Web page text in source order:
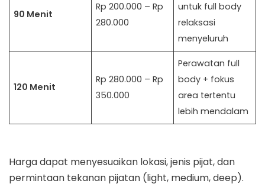
90 Menit
Rp 200.000 – Rp
280.000
untuk full body
relaksasi
menyeluruh
120 Menit
Rp 280.000 – Rp
350.000
Perawatan full
body + fokus
area tertentu
lebih mendalam
Harga dapat menyesuaikan lokasi, jenis pijat, dan
permintaan tekanan pijatan (light, medium, deep).